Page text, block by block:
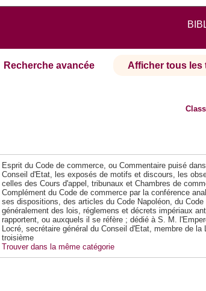
Recherche avancée Afficher tous les
Esprit du Code de commerce, ou Commentaire puisé
Conseil d'Etat, les exposés de motifs et discours, les
celles des Cours d'appel, tribunaux et Chambres de
Complément du Code de commerce par la conférence
ses dispositions, des articles du Code Napoléon, du
généralement des lois, réglemens et décrets impériaux
rapportent, ou auxquels il se réfère ; dédié à S. M.
Locré, secrétaire général du Conseil d'Etat, membre de la
troisième
Trouver dans la même catégorie